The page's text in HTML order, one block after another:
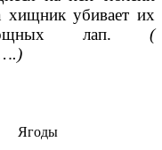
хищник убивает их
лап. (
Ягоды